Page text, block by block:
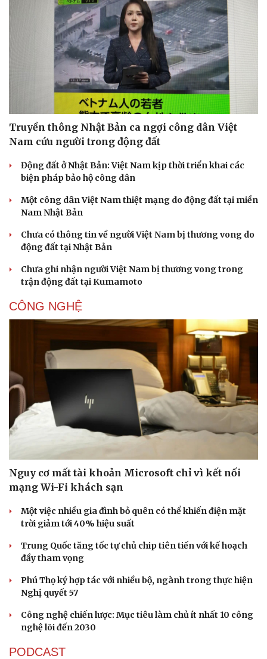
Thể thao
Bóng đá
Thế giới thể thao
eSports
Ô tô - Xe máy
Tư vấn
Truyền thông Nhật Bản ca ngợi công dân Việt
Nam cứu người trong động đất
Động đất ở Nhật Bản: Việt Nam kịp thời triển khai các
biện pháp bảo hộ công dân
Một công dân Việt Nam thiệt mạng do động đất tại miền
Nam Nhật Bản
Chưa có thông tin về người Việt Nam bị thương vong do
động đất tại Nhật Bản
Chưa ghi nhận người Việt Nam bị thương vong trong
trận động đất tại Kumamoto
CÔNG NGHỆ
Nguy cơ mất tài khoản Microsoft chỉ vì kết nối
mạng Wi-Fi khách sạn
Một việc nhiều gia đình bỏ quên có thể khiến điện mặt
trời giảm tới 40% hiệu suất
Trung Quốc tăng tốc tự chủ chip tiên tiến với kế hoạch
đầy tham vọng
Phú Thọ ký hợp tác với nhiều bộ, ngành trong thực hiện
Nghị quyết 57
Công nghệ chiến lược: Mục tiêu làm chủ ít nhất 10 công
nghệ lõi đến 2030
PODCAST